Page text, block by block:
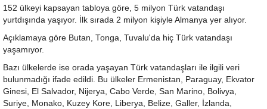
152 ülkeyi kapsayan tabloya göre, 5 milyon Türk vatandaşı
yurtdışında yaşıyor. İlk sırada 2 milyon kişiyle Almanya yer alıyor.
Açıklamaya göre Butan, Tonga, Tuvalu'da hiç Türk vatandaşı
yaşamıyor.
Bazı ülkelerde ise orada yaşayan Türk vatandaşları ile ilgili veri
bulunmadığı ifade edildi. Bu ülkeler Ermenistan, Paraguay, Ekvator
Ginesi, El Salvador, Nijerya, Cabo Verde, San Marino, Bolivya,
Suriye, Monako, Kuzey Kore, Liberya, Belize, Galler, İzlanda,